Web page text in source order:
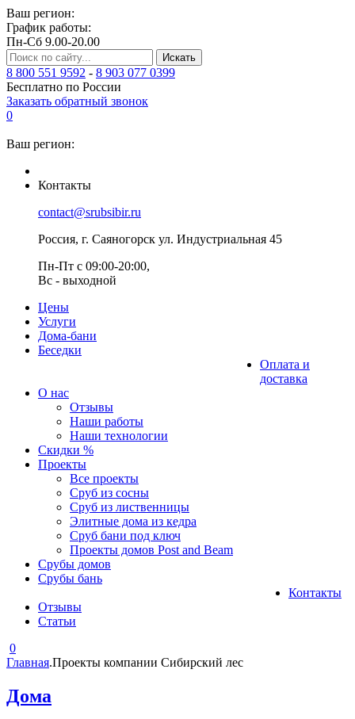
Ваш регион:
График работы:
Пн-Сб 9.00-20.00
Искать
8 800 551 9592 - 8 903 077 0399
Бесплатно по России
Заказать обратный звонок
0
Ваш регион:
Контакты
contact@srubsibir.ru
Россия, г. Саяногорск ул. Индустриальная 45
Пн-Пт с 09:00-20:00,
Вс - выходной
Цены
Услуги
Дома-бани
Беседки
Оплата и
доставка
О нас
Отзывы
Наши работы
Наши технологии
Скидки %
Проекты
Все проекты
Сруб из сосны
Сруб из лиственницы
Элитные дома из кедра
Сруб бани под ключ
Проекты домов Post and Beam
Срубы домов
Срубы бань
Контакты
Отзывы
Статьи
0
Главная.Проекты компании Сибирский лес
Дома